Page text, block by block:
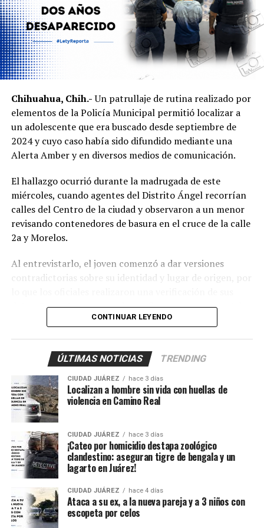
Chihuahua, Chih.-Un patrullaje de rutina realizado por
elementos de la Policía Municipal permitió localizar a
un adolescente que era buscado desde septiembre de
2024 y cuyo caso había sido difundido mediante una
Alerta Amber y en diversos medios de comunicación.
El hallazgo ocurrió durante la madrugada de este
miércoles, cuando agentes del Distrito Ángel recorrían
calles del Centro de la ciudad y observaron a un menor
revisando contenedores de basura en el cruce de la calle
2a y Morelos.
Al entrevistarlo, el joven comenzó a dar versiones
contradictorias sobre su identidad y lugar de origen, por
datos. Fue entonces cuando confirmaron que se trataba
Axel Jovany Escobar, de 13 años de edad, quien
5 de septiembre de 2024.
Los policías activaron de inmediato el protocolo de
protección para menores y trasladaron al adolescente al
Centro de Detención Zona Sur, donde fue revisado por
un médico que confirmó que se encontraba en buenas
condiciones de salud.
Posteriormente fue puesto a disposición de la Unidad de
Niñas, Niños y Adolescentes (UNNA), mientras la
Agencia Estatal de Investigación inició los trámites para
su reunificación con la familia y continuará con las
investigaciones para esclarecer qué ocurrió durante el
CONTINUAR LEYENDO
ÚLTIMAS NOTICIAS TRENDING
CIUDAD JUÁREZ hace 3 días
Localizan a hombre sin vida con huellas de
violencia en Camino Real
CIUDAD JUÁREZ hace 3 días
¡Cateo por homicidio destapa zoológico
clandestino: aseguran tigre de bengala y un
lagarto en Juárez!
CIUDAD JUÁREZ hace 4 días
Ataca a su ex, a la nueva pareja y a 3 niños con
escopeta por celos